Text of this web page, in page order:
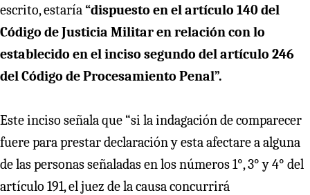
escrito, estaría“dispuesto en el artículo 140 del
Código de Justicia Militar en relación con lo
establecido en el inciso segundo del artículo 246
del Código de Procesamiento Penal”.
Este inciso señala que “si la indagación de comparecer
fuere para prestar declaración y esta afectare a alguna
de las personas señaladas en los números 1°, 3° y 4° del
artículo 191, el juez de la causa concurrirá